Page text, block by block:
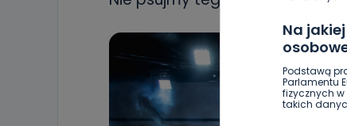
Na
Podstawą
Parlamentu
fizycznych
takich